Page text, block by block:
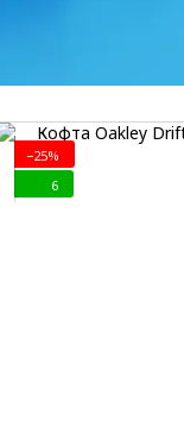
−25%
6